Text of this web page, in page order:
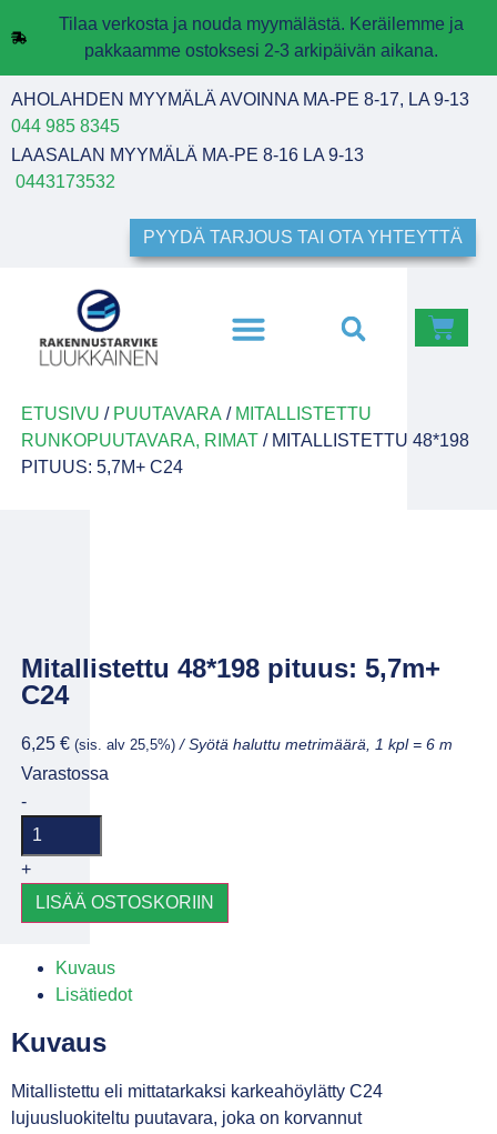
Tilaa verkosta ja nouda myymälästä. Keräilemme ja
pakkaamme ostoksesi 2-3 arkipäivän aikana.
AHOLAHDEN MYYMÄLÄ AVOINNA MA-PE 8-17, LA 9-13
044 985 8345
LAASALAN MYYMÄLÄ MA-PE 8-16 LA 9-13
0443173532
PYYDÄ TARJOUS TAI OTA YHTEYTTÄ
ETUSIVU / PUUTAVARA / MITALLISTETTU
RUNKOPUUTAVARA, RIMAT/ MITALLISTETTU 48*198
PITUUS: 5,7M+ C24
Mitallistettu 48*198 pituus: 5,7m+
C24
6,25 € (sis. alv 25,5%)/ Syötä haluttu metrimäärä, 1 kpl = 6 m
Varastossa
-
+
LISÄÄ OSTOSKORIIN
Kuvaus
Lisätiedot
Kuvaus
Mitallistettu eli mittatarkaksi karkeahöylätty C24
lujuusluokiteltu puutavara, joka on korvannut